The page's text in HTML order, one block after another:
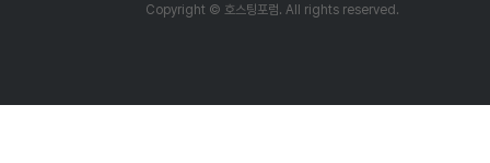
Copyright © 호스팅포럼. All rights reserved.